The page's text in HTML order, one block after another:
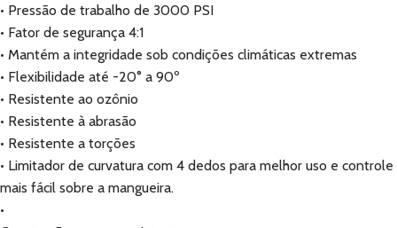
• Pressão de trabalho de 3000 PSI
• Fator de segurança 4:1
• Mantém a integridade sob condições climáticas extremas
• Flexibilidade até -20° a 90º
• Resistente ao ozônio
• Resistente à abrasão
• Resistente a torções
• Limitador de curvatura com 4 dedos para melhor uso e controle
mais fácil sobre a mangueira.
•